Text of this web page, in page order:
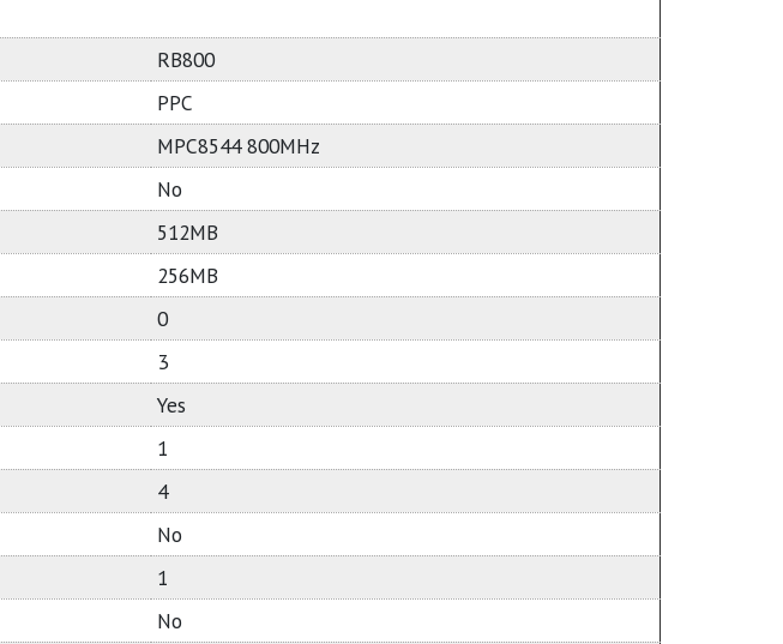
RB800
PPC
MPC8544 800MHz
No
512MB
256MB
0
3
Yes
1
4
No
1
No